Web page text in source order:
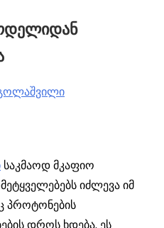
საკმაოდ მკაფიო
იძლევა იმ
პროტონების
დროს ხდება. ეს